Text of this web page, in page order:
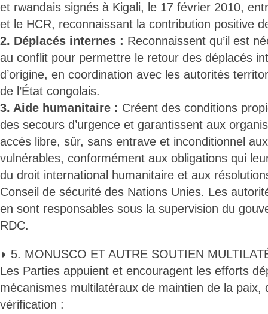
et rwandais signés à Kigali, le 17 février 2010,
et le HCR, reconnaissant la contribution positive
2. Déplacés internes : Reconnaissent qu’il est
au conflit pour permettre le retour des déplacés
d’origine, en coordination avec les autorités
de l’État congolais.
3. Aide humanitaire : Créent des conditions
des secours d’urgence et garantissent aux
accès libre, sûr, sans entrave et inconditionnel
vulnérables, conformément aux obligations qui
du droit international humanitaire et aux
Conseil de sécurité des Nations Unies. Les
en sont responsables sous la supervision du
RDC.
◗ 5. MONUSCO ET AUTRE SOUTIEN
Les Parties appuient et encouragent les efforts
mécanismes multilatéraux de maintien de la paix,
vérification :